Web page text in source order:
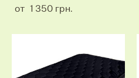
от 1 350 грн.